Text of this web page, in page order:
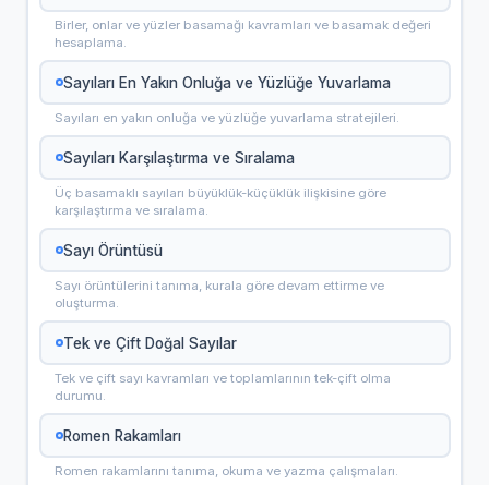
Birler, onlar ve yüzler basamağı kavramları ve basamak değeri
hesaplama.
Sayıları En Yakın Onluğa ve Yüzlüğe Yuvarlama
Sayıları en yakın onluğa ve yüzlüğe yuvarlama stratejileri.
Sayıları Karşılaştırma ve Sıralama
Üç basamaklı sayıları büyüklük-küçüklük ilişkisine göre
karşılaştırma ve sıralama.
Sayı Örüntüsü
Sayı örüntülerini tanıma, kurala göre devam ettirme ve
oluşturma.
Tek ve Çift Doğal Sayılar
Tek ve çift sayı kavramları ve toplamlarının tek-çift olma
durumu.
Romen Rakamları
Romen rakamlarını tanıma, okuma ve yazma çalışmaları.